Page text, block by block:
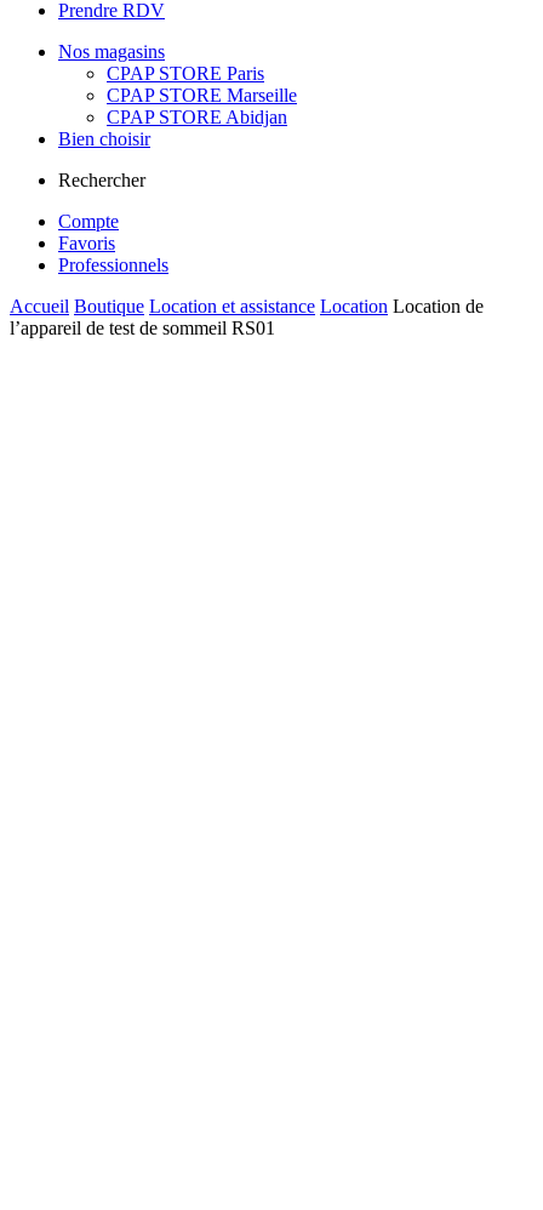
Prendre RDV
Nos magasins
CPAP STORE Paris
CPAP STORE Marseille
CPAP STORE Abidjan
Bien choisir
Rechercher
Compte
Favoris
Professionnels
Accueil Boutique Location et assistance Location Location de
l’appareil de test de sommeil RS01